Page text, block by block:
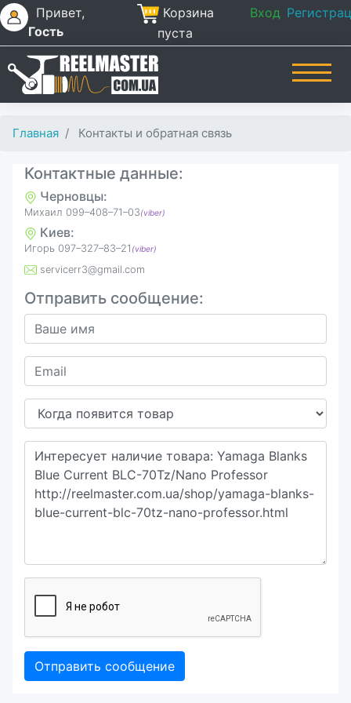
Привет,
Гость
Корзина
пуста
Вход
Главная Контакты и обратная связь
Контактные данные:
Черновцы:
Михаил 099–408–71–03(viber)
Киев:
Игорь ‎097–327–83–21 (viber)
servicerr3@gmail.com
Отправить сообщение:
Отправить сообщение